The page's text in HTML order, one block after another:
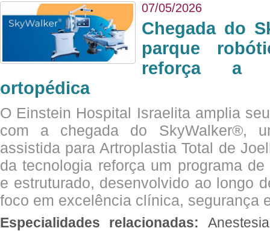
07/05/2026
Chegada do
parque
reforça a
ortopédica
O Einstein Hospital Israelita amplia
com a chegada do SkyWalker®,
assistida para Artroplastia Total de
da tecnologia reforça um programa
e estruturado, desenvolvido ao longo
foco em excelência clínica, segurança
Especialidades relacionadas: